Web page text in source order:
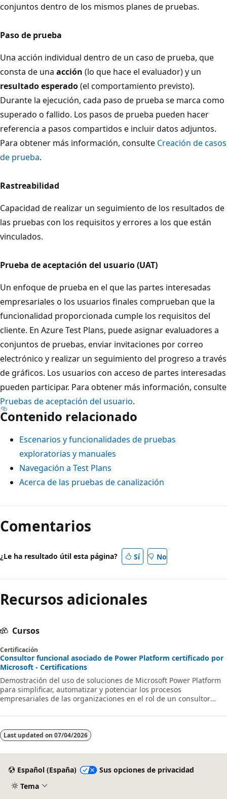
conjuntos dentro de los mismos planes de pruebas.
Paso de prueba
Una acción individual dentro de un caso de prueba, que
consta de una acción (lo que hace el evaluador) y un
resultado esperado(el comportamiento previsto).
Durante la ejecución, cada paso de prueba se marca como
superado o fallido. Los pasos de prueba pueden hacer
referencia a pasos compartidos e incluir datos adjuntos.
Para obtener más información, consulte Creación de casos
de prueba.
Rastreabilidad
Capacidad de realizar un seguimiento de los resultados de
las pruebas con los requisitos y errores a los que están
vinculados.
Prueba de aceptación del usuario (UAT)
Un enfoque de prueba en el que las partes interesadas
empresariales o los usuarios finales comprueban que la
funcionalidad proporcionada cumple los requisitos del
cliente. En Azure Test Plans, puede asignar evaluadores a
conjuntos de pruebas, enviar invitaciones por correo
electrónico y realizar un seguimiento del progreso a través
de gráficos. Los usuarios con acceso de partes interesadas
pueden participar. Para obtener más información, consulte
Pruebas de aceptación del usuario.
Contenido relacionado
Escenarios y funcionalidades de pruebas
exploratorias y manuales
Navegación a Test Plans
Acerca de las pruebas de canalización
Comentarios
¿Le ha resultado útil esta página? Sí No
Recursos adicionales
Cursos
Certificación
Consultor funcional asociado de Power Platform certificado por
Microsoft - Certifications
Demostración del uso de soluciones de Microsoft Power Platform
para simplificar, automatizar y potenciar los procesos
empresariales de las organizaciones en el rol de un consultor
Last updated on 07/04/2026
Español (España)
Sus opciones de privacidad
Tema